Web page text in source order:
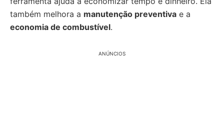
também melhora a manutenção preventiva e a
economia de combustível.
ANÚNCIOS